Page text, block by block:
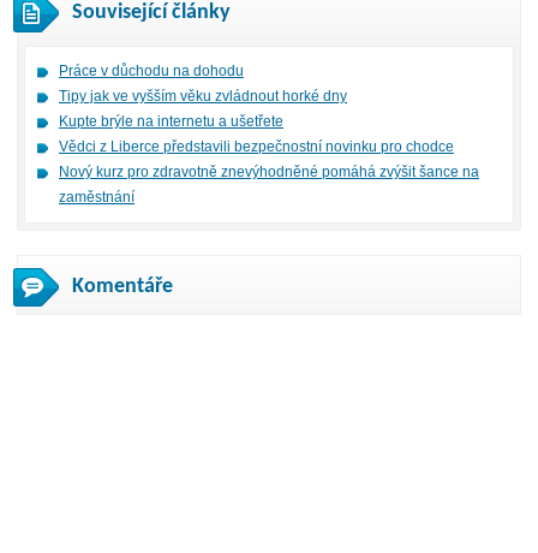
Související články
Práce v důchodu na dohodu
Tipy jak ve vyšším věku zvládnout horké dny
Kupte brýle na internetu a ušetřete
Vědci z Liberce představili bezpečnostní novinku pro chodce
Nový kurz pro zdravotně znevýhodněné pomáhá zvýšit šance na
zaměstnání
Komentáře